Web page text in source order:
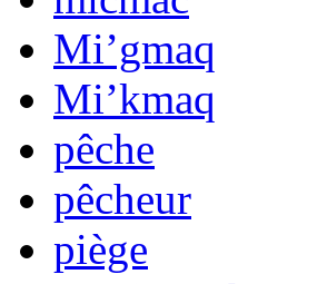
Mi’gmaq
Mi’kmaq
pêche
pêcheur
piège